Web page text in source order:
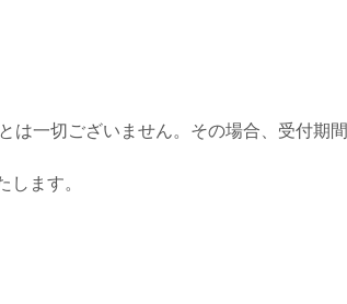
は一切ございません。その場合、受付期間
ます。